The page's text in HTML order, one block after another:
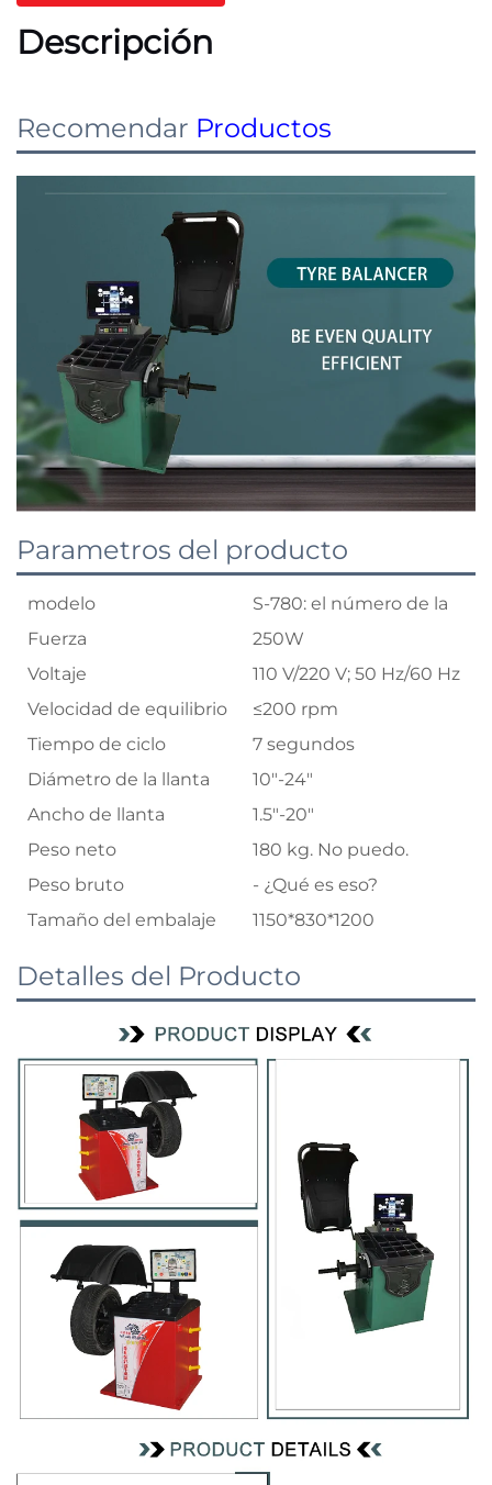
Descripción
Recomendar Productos
Parametros del producto
modelo
S-780: el número de la
Fuerza
250W
Voltaje
110 V/220 V; 50 Hz/60 Hz
Velocidad de equilibrio
≤200 rpm
Tiempo de ciclo
7 segundos
Diámetro de la llanta
10"-24"
Ancho de llanta
1.5"-20"
Peso neto
180 kg. No puedo.
Peso bruto
- ¿Qué es eso?
Tamaño del embalaje
1150*830*1200
Detalles del Producto